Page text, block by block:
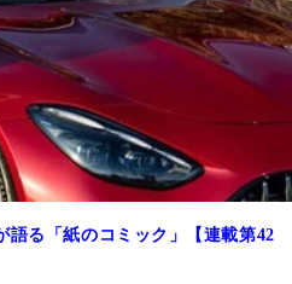
語る「紙のコミック」【連載第42